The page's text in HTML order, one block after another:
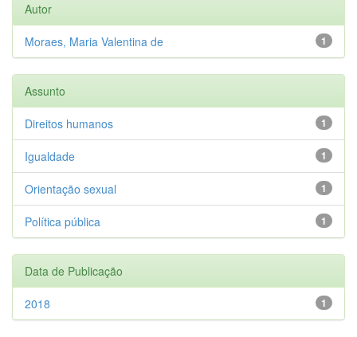
Autor
1
Moraes, Maria Valentina de
Assunto
1
Direitos humanos
1
Igualdade
1
Orientação sexual
1
Política pública
Data de Publicação
1
2018